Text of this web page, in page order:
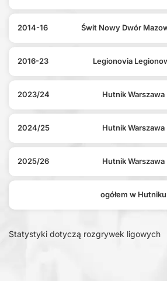
2014-16 Świt Nowy Dwór
2016-23 Legionovia
2023/24 Hutnik Warszawa
2024/25 Hutnik Warszawa
2025/26 Hutnik Warszawa
ogółem w Hutniku
Statystyki dotyczą rozgrywek ligowych